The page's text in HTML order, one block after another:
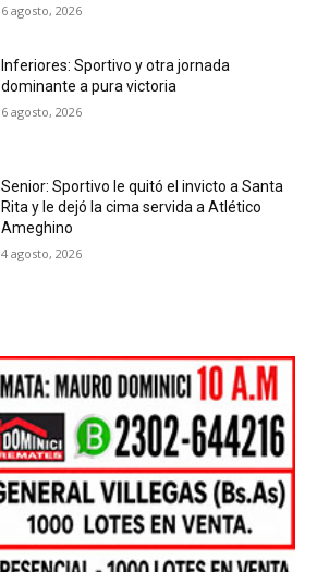
6 agosto, 2026
Inferiores: Sportivo y otra jornada
dominante a pura victoria
6 agosto, 2026
Senior: Sportivo le quitó el invicto a Santa
Rita y le dejó la cima servida a Atlético
Ameghino
4 agosto, 2026